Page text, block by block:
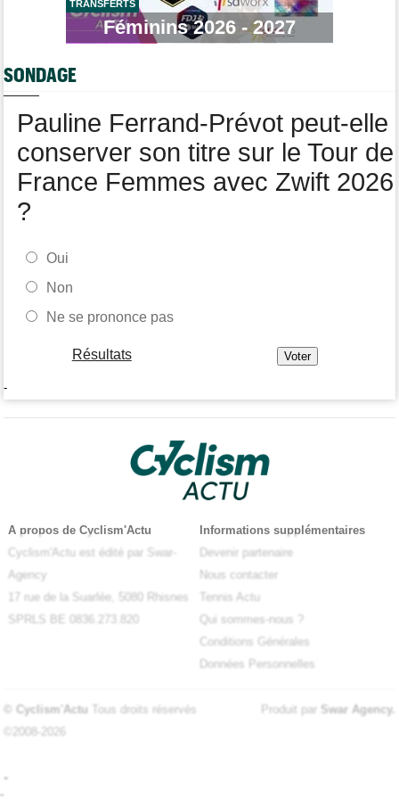
Tour de Pologne
Jan Christen : "J'ai dû me retenir pour ne pas attaquer trop tôt"
Kasia Niewiadoma fait coup double sur la 7e étape
Joao Almeida a abandonné après une nouvelle chute
TRANSFERTS
Féminins 2026 - 2027
SONDAGE
Pauline Ferrand-Prévot peut-elle
conserver son titre sur le Tour de
France Femmes avec Zwift 2026
?
Oui
Non
Ne se prononce pas
Résultats
-
A propos de Cyclism'Actu
Cyclism'Actu est édité par Swar-
Agency
17 rue de la Suarlée, 5080 Rhisnes
SPRLS BE 0836.273.820
Informations supplémentaires
Devenir partenaire
Nous contacter
Tennis Actu
Qui sommes-nous ?
Conditions Générales
Données Personnelles
© Cyclism'Actu Tous droits réservés
©2008-2026
Produit par Swar Agency.
-
-